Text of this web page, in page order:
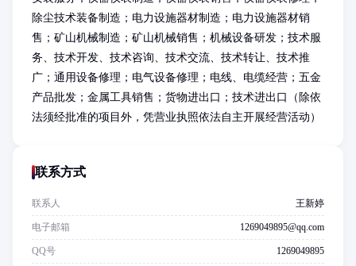
除尘技术装备制造；电力设施器材制造；电力设施器材销
售；矿山机械制造；矿山机械销售；机械设备研发；技术服
务、技术开发、技术咨询、技术交流、技术转让、技术推
广；通用设备修理；电气设备修理；电线、电缆经营；五金
产品批发；金属工具销售；货物进出口；技术进出口（除依
法须经批准的项目外，凭营业执照依法自主开展经营活动）
联系方式
联系人 王新婷
电子邮箱 1269049895@qq.com
QQ号 1269049895